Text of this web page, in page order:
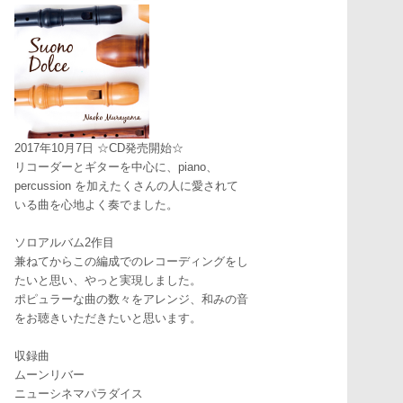
2017年10月7日 ☆CD発売開始☆
リコーダーとギターを中心に、piano、
percussion を加えたくさんの人に愛されて
いる曲を心地よく奏でました。
ソロアルバム2作目
兼ねてからこの編成でのレコーディングをし
たいと思い、やっと実現しました。
ポピュラーな曲の数々をアレンジ、和みの音
をお聴きいただきたいと思います。
収録曲
ムーンリバー
ニューシネマパラダイス